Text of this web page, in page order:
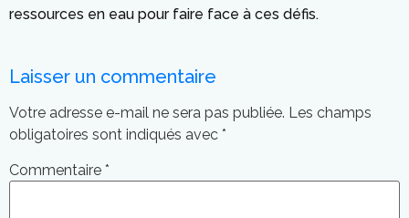
ressources en eau pour faire face à ces défis.
Laisser un commentaire
Votre adresse e-mail ne sera pas publiée. Les champs
obligatoires sont indiqués avec *
Commentaire *